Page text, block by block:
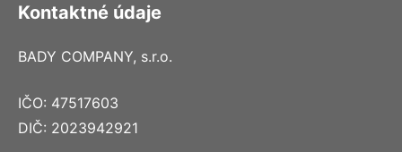
Kontaktné údaje
BADY COMPANY, s.r.o.
IČO: 47517603
DIČ: 2023942921